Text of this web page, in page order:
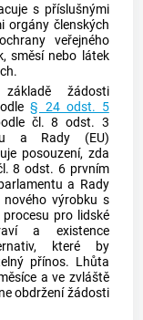
s příslušnými
orgány členských
veřejného
směsí nebo látek
žádosti
§ 24 odst. 5
čl. 8 odst. 3
a Rady (EU)
posouzení, zda
8 odst. 6 prvním
a Rady
výrobku s
pro lidské
a existence
které by
přínos. Lhůta
a ve zvláště
obdržení žádosti